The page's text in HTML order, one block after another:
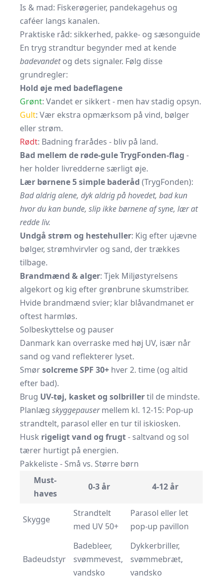
Is & mad: Fiskerøgerier, pandekagehus og
caféer langs kanalen.
Praktiske råd: sikkerhed, pakke- og sæsonguide
En tryg strandtur begynder med at kende
badevandetog dets signaler. Følg disse
grundregler:
Hold øje med badeflagene
Grønt: Vandet er sikkert - men hav stadig opsyn.
Gult: Vær ekstra opmærksom på vind, bølger
eller strøm.
Rødt: Badning frarådes - bliv på land.
Bad mellem de røde-gule TrygFonden-flag -
her holder livredderne særligt øje.
Lær børnene 5 simple baderåd (TrygFonden):
Bad aldrig alene, dyk aldrig på hovedet, bad kun
hvor du kan bunde, slip ikke børnene af syne, lær at
redde liv.
Undgå strøm og hestehuller: Kig efter ujævne
bølger, strømhvirvler og sand, der trækkes
tilbage.
Brandmænd & alger: Tjek Miljøstyrelsens
algekort og kig efter grønbrune skumstriber.
Hvide brandmænd svier; klar blåvandmanet er
oftest harmløs.
Solbeskyttelse og pauser
Danmark kan overraske med høj UV, især når
sand og vand reflekterer lyset.
Smørsolcreme SPF 30+ hver 2. time (og altid
efter bad).
Brug UV-tøj, kasket og solbrillertil de mindste.
Planlæg skyggepausermellem kl. 12-15: Pop-up
strandtelt, parasol eller en tur til iskiosken.
Husk rigeligt vand og frugt- saltvand og sol
tærer hurtigt på energien.
Pakkeliste - Små vs. Større børn
Must-
haves
0-3 år 4-12 år
Skygge
Strandtelt
med UV 50+
Parasol eller let
pop-up pavillon
Badeudstyr
Badebleer,
svømmevest,
vandsko
Dykkerbriller,
svømmebræt,
vandsko